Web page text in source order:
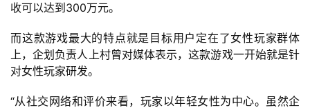
收可以达到300万元。
而这款游戏最大的特点就是目标用户定在了女性玩家群体
上，企划负责人上村曾对媒体表示，这款游戏一开始就是针
对女性玩家研发。
“从社交网络和评价来看，玩家以年轻女性为中心。虽然企